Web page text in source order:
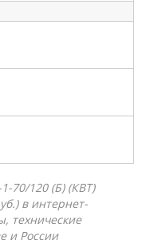
70/120 (Б) (КВТ)
в интернет-
технические
и России